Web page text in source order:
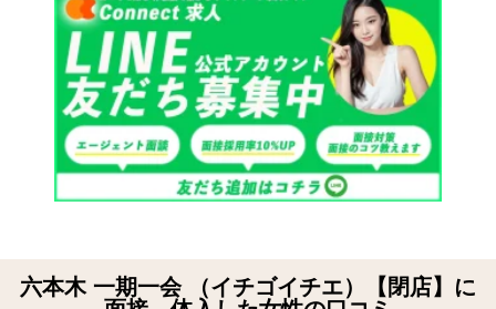
六本木 一期一会 （イチゴイチエ）【閉店】に